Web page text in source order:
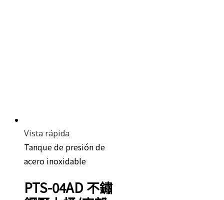
Vista rápida
Tanque de presión de
acero inoxidable
PTS-04AD 不鏽